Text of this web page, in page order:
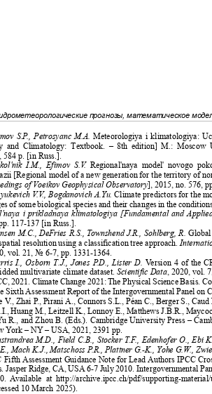
прогнозы, математическое
S.P. , Petrosyanc M.A.Meteorologiya i klimatologiya:
and Climatology: Textbook. – 8th edition] M.:
584 p. [in Russ.].
I.M., Efimov S. V. Regional'naya model' novogo
[Regional model of a new generation for the territory of
of Voeikov Geophysical Observatory], 2015, no. 576,
V.V., Bogdanovich A.Yu.Climate predictors for the
of some biological species and their changes in the
i prikladnaya klimatologiya [Fundamental and
117-137 [in Russ.].
M.C., DeFries R.S., Townshend J.R., Sohlberg, R.
resolution using a classification tree approach.
vol. 21, № 6-7, pp. 1331-1364.
I., Osborn T.J., Jones P.D., Lister D. Version 4 of the
multivariate climate dataset.Scientific Data, 2020, vol.
2021. Climate Change 2021: The Physical Science Basis.
Sixth Assessment Report of the Intergovernmental Panel on
V. , Zhai P. , Pirani A., Connors S.L., Péan C., Berger S.,
Huang M., Leitzell K., Lonnoy E., Matthews J.B.R.,
uR ., and Zhou B. (Eds.). Cambridge University Press –
York – NY – USA, 2021, 2391 pp.
M.D., Field C.B., Stocker T.F. , Edenhofer O.,
Mach K.J., MatschossP.R., Plattner G.-K., Yohe G. W. ,
Fifth Assessment Guidance Note for Lead Authors IPCC
Jasper Ridge, CA, USA 6-7 July 2010. Intergovernmental
Available at http://archive.ipcc.ch/pdf/supporting-
10 March 2025).